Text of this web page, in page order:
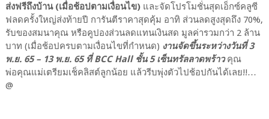
ส่งฟรีถึงบ้าน (เมื่อช้อปตามเงื่อนไข)และจัดโปรโมชั่นสุดเอ็กซ์คลูซี
ฟลดครั้งใหญ่ส่งท้ายปี การันตีราคาสุดคุ้ม อาทิ ส่วนลดสูงสุดถึง 70%,
รับของสมนาคุณ หรือคูปองส่วนลดแทนเงินสด มูลค่ารวมกว่า 2 ล้าน
บาท (เมื่อช้อปครบตามเงื่อนไขที่กำหนด) งานจัดขึ้นระหว่างวันที่ 3
พ.ย. 65 – 13 พ.ย. 65 ที่ BCC Hall ชั้น 5 เซ็นทรัลลาดพร้าวคุณ
พ่อคุณแม่เตรียมเช็คลิสต์ลูกน้อย แล้วรีบพุ่งตัวไปช้อปกันได้เลย!!…
@